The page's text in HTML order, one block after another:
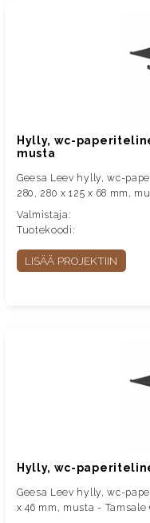
Hylly, wc-
musta
Geesa Leev hylly, wc-
280, 280 x 125 x 68 mm,
Valmistaja:
Tuotekoodi:
LISÄÄ PROJEKTIIN
Hylly, wc-
Geesa Leev hylly, wc-
x 46 mm, musta - Tamsale